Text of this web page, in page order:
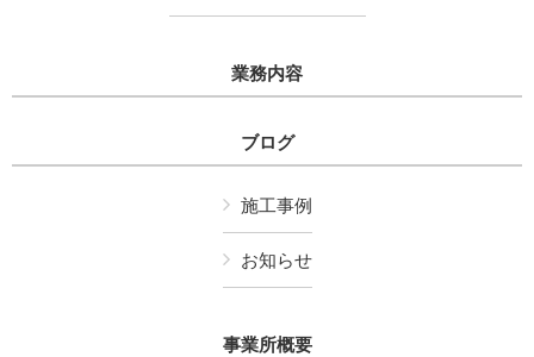
業務内容
ブログ
施工事例
お知らせ
事業所概要